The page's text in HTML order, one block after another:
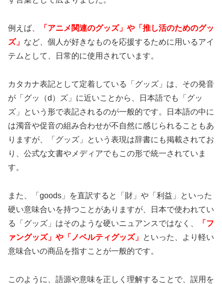
例えば、
「アニメ関連のグッズ」や「推し活のためのグッ
ズ」 など、個人が好きなものを応援するために用いるアイ
テムとして、日常的に使用されています。
カタカナ表記として定着している「グッズ」は、その発音
が「グッ（d）ズ」に近いことから、日本語でも「グッ
ズ」という形で表記されるのが一般的です。日本語の中に
は濁音や促音の組み合わせが不自然に感じられることもあ
りますが、「グッズ」という表現は辞書にも掲載されてお
り、公式な文書やメディアでもこの形で統一されていま
す。
また、「goods」を直訳すると「財」や「利益」といった
硬い意味合いを持つことがありますが、日本で使われてい
る「グッズ」はそのような硬いニュアンスではなく、
「フ
ァングッズ」や「ノベルティグッズ」 といった、より軽い
意味合いの商品を指すことが一般的です。
このように、語源や意味を正しく理解することで、誤用を